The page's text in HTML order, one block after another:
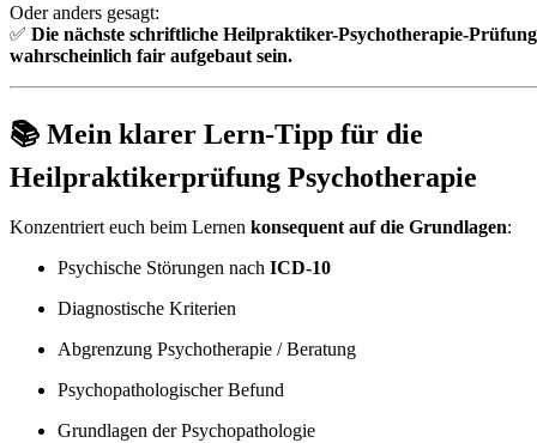
Oder anders gesagt:
✅ Die nächste schriftliche Heilpraktiker-Psychotherapie-
wahrscheinlich fair aufgebaut sein.
📚 Mein klarer Lern-Tipp für die
Heilpraktikerprüfung Psychotherapie
Konzentriert euch beim Lernen konsequent auf die Grundlagen:
Psychische Störungen nach ICD-10
Diagnostische Kriterien
Abgrenzung Psychotherapie / Beratung
Psychopathologischer Befund
Grundlagen der Psychopathologie